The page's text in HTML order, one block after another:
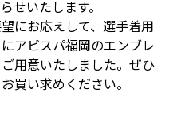
せいたします。
にお応えして、選手着用
アビスパ福岡のエンブレ
用意いたしました。ぜひ
買い求めください。